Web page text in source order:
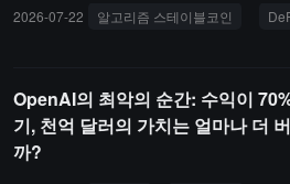
익 보고서에서 대기 중인 예치 상태
표될 예정이며, 문제 원인, 수정 조치 및
세히 설명할 것이라고 밝혔습니다.
락폭은 **99%**를 초과하고 명목 시가
입력했으며, 대출 계약이 합리적인 범위
산 지연 메커니즘이 없어 공격자가 단
야 할 비트코인 담보 금고를 즉시 청산하
2026-07-22 알고리즘 스테이블코인
OpenAI의 최악의 순간: 수익이
기, 천억 달러의 가치는 얼마나 더
까?